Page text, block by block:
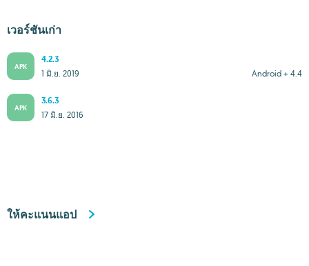
เวอร์ชันเก่า
APK
4.2.3
Android + 4.4
1 มิ.ย. 2019
APK
3.6.3
17 มิ.ย. 2016
ให้คะแนนแอป